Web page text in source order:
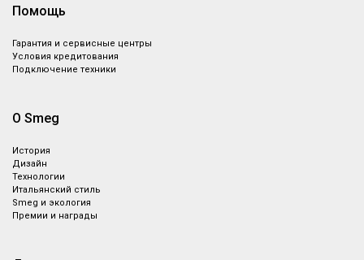
Помощь
Гарантия и сервисные центры
Условия кредитования
Подключение техники
О Smeg
История
Дизайн
Технологии
Итальянский стиль
Smeg и экология
Премии и награды